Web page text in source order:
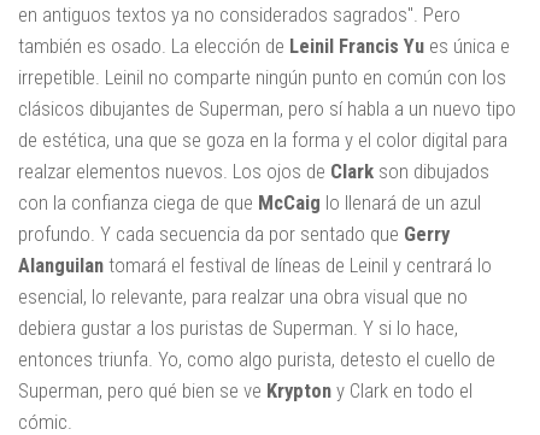
en antiguos textos ya no considerados sagrados". Pero
también es osado. La elección de Leinil Francis Yu es única e
irrepetible. Leinil no comparte ningún punto en común con los
clásicos dibujantes de Superman, pero sí habla a un nuevo tipo
de estética, una que se goza en la forma y el color digital para
realzar elementos nuevos. Los ojos de Clark son dibujados
con la confianza ciega de que McCaig lo llenará de un azul
profundo. Y cada secuencia da por sentado que Gerry
Alanguilan tomará el festival de líneas de Leinil y centrará lo
esencial, lo relevante, para realzar una obra visual que no
debiera gustar a los puristas de Superman. Y si lo hace,
entonces triunfa. Yo, como algo purista, detesto el cuello de
Superman, pero qué bien se ve Krypton y Clark en todo el
cómic.